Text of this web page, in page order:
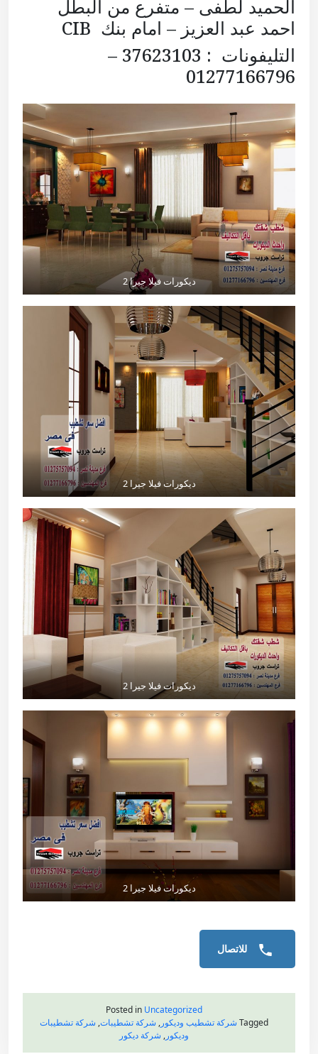
الحميد لطفى – متفرع من البطل
احمد عبد العزيز – امام بنك CIB
التليفونات : 37623103 –
01277166796
ديكورات فيلا جيرا 2
ديكورات فيلا جيرا 2
ديكورات فيلا جيرا 2
ديكورات فيلا جيرا 2
للاتصال
Posted in Uncategorized
Tagged شركة تشطيب وديكور, شركة تشطيبات, شركة تشطيبات
وديكور, شركة ديكور